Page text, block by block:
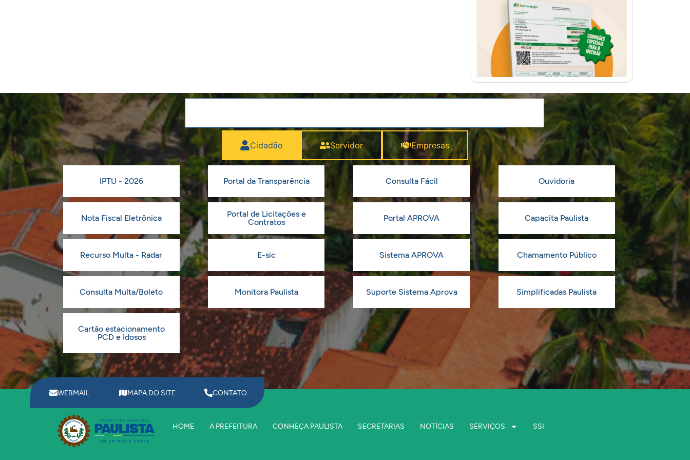
Cidadão Servidor Empresas
IPTU - 2026 Portal da Transparência Consulta Fácil Ouvidoria
Nota Fiscal Eletrônica
Portal de Licitações e
Contratos
Portal APROVA Capacita Paulista
Recurso Multa - Radar E-sic Sistema APROVA Chamamento Público
Consulta Multa/Boleto Monitora Paulista Suporte Sistema Aprova Simplificadas Paulista
Cartão estacionamento
PCD e Idosos
WEBMAIL MAPA DO SITE CONTATO
HOME A PREFEITURA CONHEÇA PAULISTA SECRETARIAS NOTÍCIAS SERVIÇOS SSI